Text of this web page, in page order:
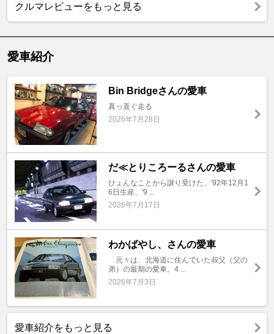
クルマレビューをもっと見る
愛車紹介
Bin Bridgeさんの愛車
真っ直ぐ走る
2026年7月28日
だ≪とりころーるさんの愛車
ひょんなことから譲り受けた、'92年12月1
6日生産、'9 ...
2026年7月17日
わかばやし、さんの愛車
元々は、北海道に住んでいた叔父（父の
弟）の最期の愛車。4 ...
2026年7月3日
愛車紹介をもっと見る